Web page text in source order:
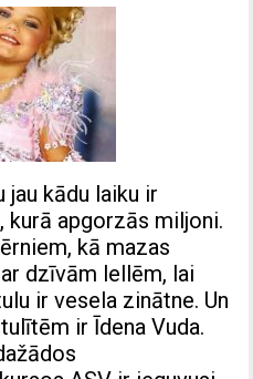
jau kādu laiku ir
kurā apgorzās miljoni.
kā mazas
dzīvām lellēm, lai
ir vesela zinātne. Un
ir Īdena Vuda.